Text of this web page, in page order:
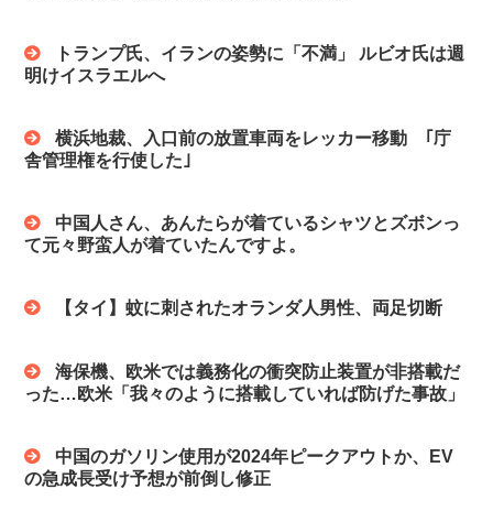
明けイスラエルへ
舎管理権を行使した｣
て元々野蛮人が着ていたんですよ。
【タイ】蚊に刺されたオランダ人男性、両足切断
った…欧米「我々のように搭載していれば防げた事故」
の急成長受け予想が前倒し修正